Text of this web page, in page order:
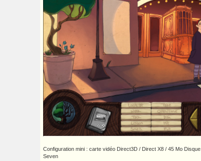
Configuration mini : carte vidéo Direct3D / Direct X8 / 45 Mo
Seven